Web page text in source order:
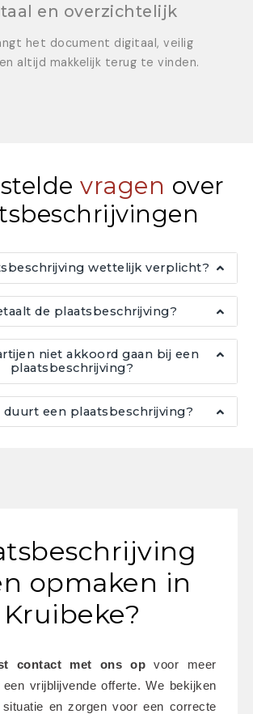
en overzichtelijk
het document digitaal, veilig
altijd makkelijk terug te vinden.
vragen over
wettelijk verplicht?
de plaatsbeschrijving?
niet akkoord gaan bij een
plaatsbeschrijving?
duurt een plaatsbeschrijving?
opmaken in
Kruibeke?
contact met ons op voor meer
vrijblijvende offerte. We bekijken
en zorgen voor een correcte